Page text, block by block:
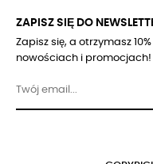
ZAPISZ SIĘ DO
Zapisz się, a otrzymasz
nowościach i promocjach!